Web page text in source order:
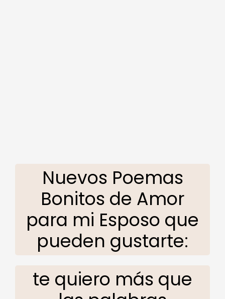
Nuevos Poemas
Bonitos de Amor
para mi Esposo que
pueden gustarte:
te quiero más que